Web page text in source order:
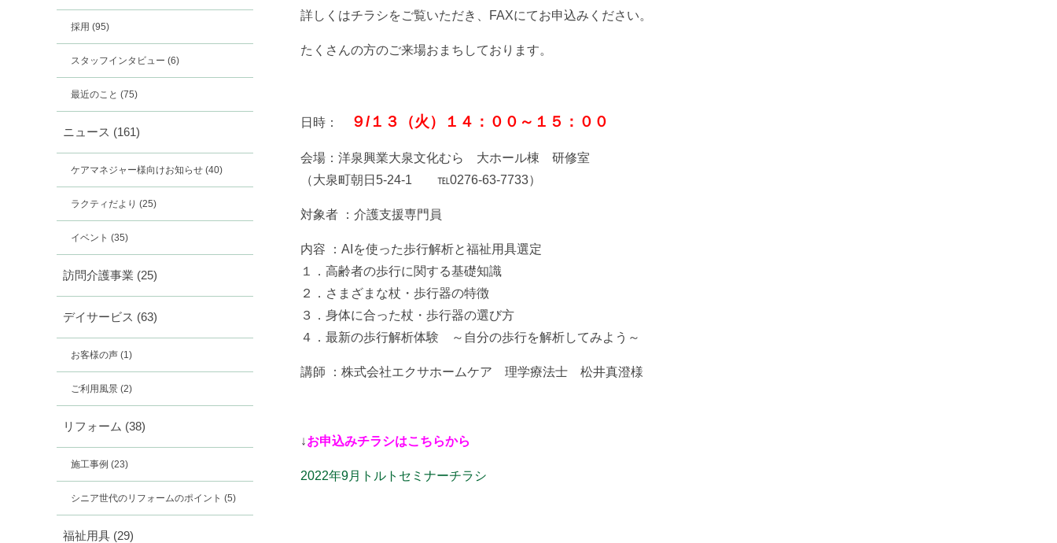
詳しくはチラシをご覧いただき、FAXにてお申込みください。
たくさんの方のご来場おまちしております。
日時： ９/１３（火）１４：００～１５：００
会場：洋泉興業大泉文化むら 大ホール棟 研修室
（大泉町朝日5-24-1 ℡0276-63-7733）
対象者 ：介護支援専門員
内容 ：AIを使った歩行解析と福祉用具選定
１．高齢者の歩行に関する基礎知識
２．さまざまな杖・歩行器の特徴
３．身体に合った杖・歩行器の選び方
４．最新の歩行解析体験 ～自分の歩行を解析してみよう～
講師 ：株式会社エクサホームケア 理学療法士 松井真澄様
↓お申込みチラシはこちらから
2022年9月トルトセミナーチラシ
採用 (95)
スタッフインタビュー (6)
最近のこと (75)
ニュース (161)
ケアマネジャー様向けお知らせ (40)
ラクティだより (25)
イベント (35)
訪問介護事業 (25)
デイサービス (63)
お客様の声 (1)
ご利用風景 (2)
リフォーム (38)
施工事例 (23)
シニア世代のリフォームのポイント (5)
福祉用具 (29)